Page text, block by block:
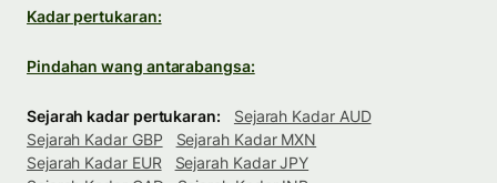
Kadar pertukaran:
Pindahan wang antarabangsa:
Sejarah kadar pertukaran:
Sejarah Kadar AUD
Sejarah Kadar GBP
Sejarah Kadar MXN
Sejarah Kadar EUR
Sejarah Kadar JPY